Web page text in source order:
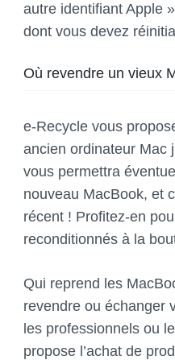
autre identifiant Apple
dont vous devez
Où revendre un vieux
e-Recycle vous
ancien ordinateur Mac
vous permettra
nouveau MacBook, et
récent ! Profitez-en
reconditionnés à la
Qui reprend les
revendre ou échanger
les professionnels ou
propose l’achat de